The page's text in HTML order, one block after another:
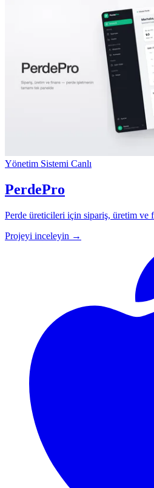
Yönetim Sistemi Canlı
PerdePro
Perde üreticileri için sipariş, üretim ve
Projeyi inceleyin →